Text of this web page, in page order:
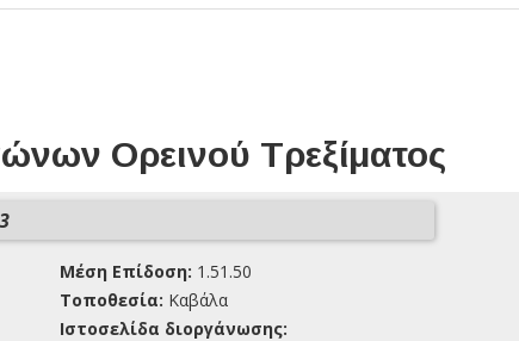
Ορεινού Τρεξίματος
Μέση Επίδοση: 1.51.50
Τοποθεσία: Καβάλα
Ιστοσελίδα διοργάνωσης: